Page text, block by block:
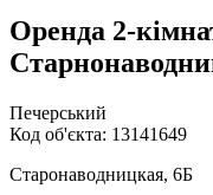
Оренда 2-
Печерський
Код об'єкта: 13141649
Старонаводницкая, 6Б